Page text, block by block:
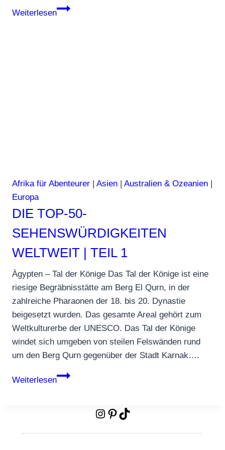
Weiterlesen
Die
Afrika für Abenteurer Asien Australien & Ozeanien
Europa
DIE TOP-50-
SEHENSWÜRDIGKEITEN
WELTWEIT | TEIL 1
Ägypten – Tal der Könige Das Tal der Könige ist eine
riesige Begräbnisstätte am Berg El Qurn, in der
zahlreiche Pharaonen der 18. bis 20. Dynastie
beigesetzt wurden. Das gesamte Areal gehört zum
Weltkulturerbe der UNESCO. Das Tal der Könige
windet sich umgeben von steilen Felswänden rund
um den Berg Qurn gegenüber der Stadt Karnak….
Weiterlesen
Die
Sehenswürdigkeiten
Instagram
Pinterest
TikTok